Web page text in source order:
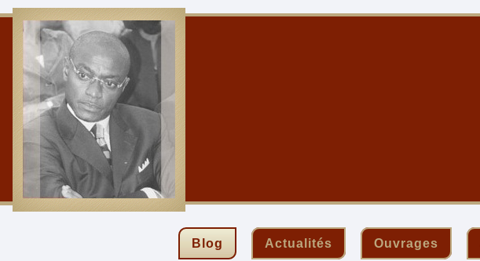
Blog Actualités Ouvrages